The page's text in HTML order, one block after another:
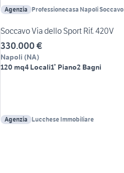
Agenzia
Professionecasa Napoli Soccavo
Soccavo Via dello Sport Rif. 420V
330.000 €
Napoli (NA)
120 mq4 Locali1° Piano2 Bagni
Agenzia Lucchese Immobiliare